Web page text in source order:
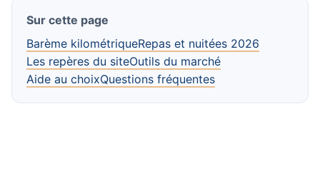
Sur cette page
Barème kilométriqueRepas et nuitées 2026
Les repères du siteOutils du marché
Aide au choixQuestions fréquentes